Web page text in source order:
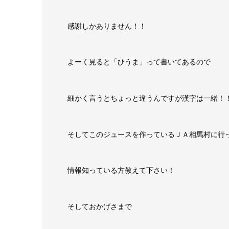
感謝しかありません！！
よーく見ると「ひうま」って書いてあるので
細かく言うとちょっと違うんですが漢字は一緒！！
そしてこのジュースを作っているＪＡ相馬村に行
情報知っている方教えて下さい！
そしておかげさまで